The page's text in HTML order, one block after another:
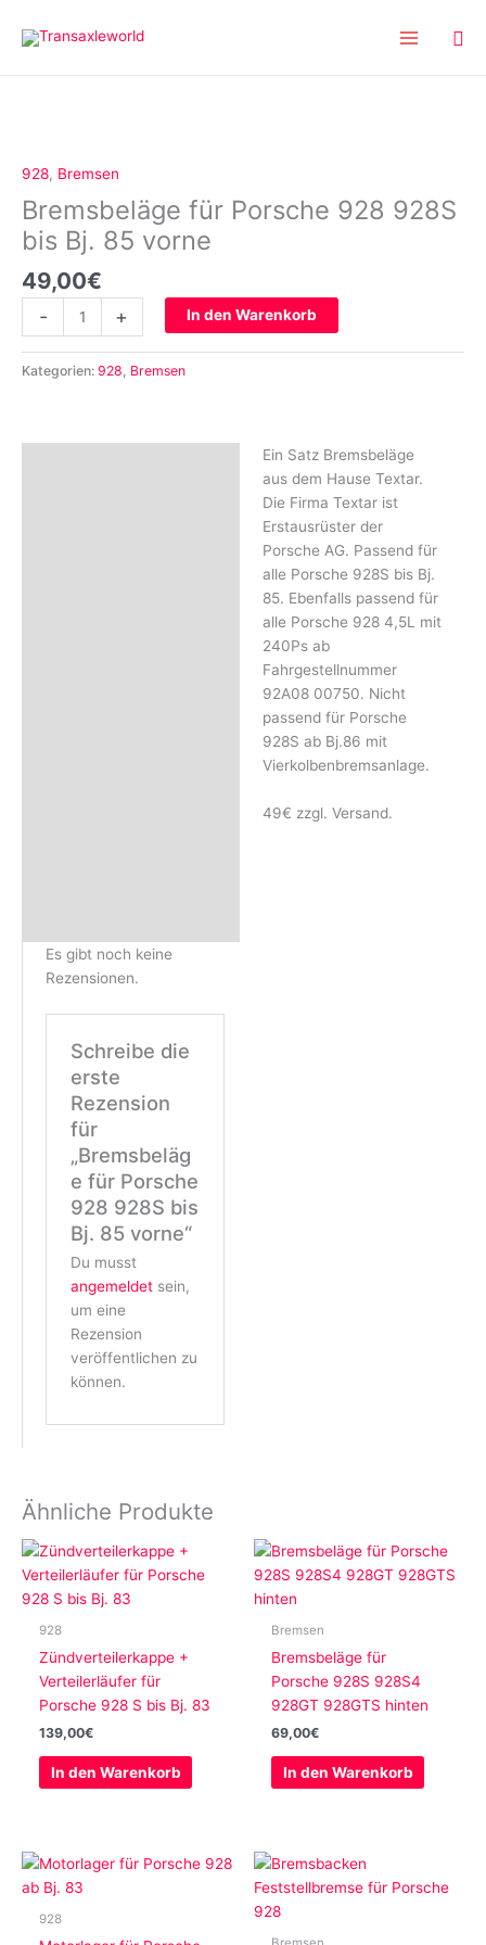
Inhalt
928, Bremsen
Bremsbeläge für Porsche 928 928S
bis Bj. 85 vorne
49,00€
-
928
928S
bis
Bj.
85
vorne
Menge
+ In den Warenkorb
Kategorien: 928 Bremsen
Ein Satz Bremsbeläge
aus dem Hause Textar.
Die Firma Textar ist
Erstausrüster der
Porsche AG. Passend für
alle Porsche 928S bis Bj.
85. Ebenfalls passend für
alle Porsche 928 4,5L mit
240Ps ab
Fahrgestellnummer
92A08 00750. Nicht
passend für Porsche
928S ab Bj.86 mit
Vierkolbenbremsanlage.
49€ zzgl. Versand.
Es gibt noch keine
Rezensionen.
Schreibe die
erste
Rezension
für
„Bremsbeläg
e für Porsche
928 928S bis
Bj. 85 vorne“
Du musst
angemeldet sein,
um eine
Rezension
veröffentlichen zu
können.
Ähnliche Produkte
928
Zündverteilerkappe +
Verteilerläufer für
Porsche 928 S bis Bj. 83
139,00€
In den Warenkorb
Bremsen
Bremsbeläge für
Porsche 928S 928S4
928GT 928GTS hinten
69,00€
In den Warenkorb
928